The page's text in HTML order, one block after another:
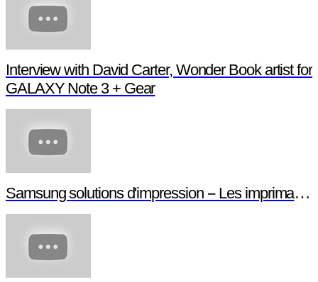
Interview with David Carter, Wonder Book artist for
GALAXY Note 3 + Gear
Samsung solutions d'impression -- Les imprimantes NFC